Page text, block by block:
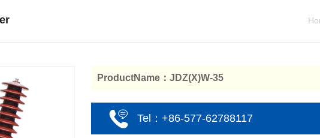
ProductName：JDZ(X)W-35
Tel：+86-577-62788117